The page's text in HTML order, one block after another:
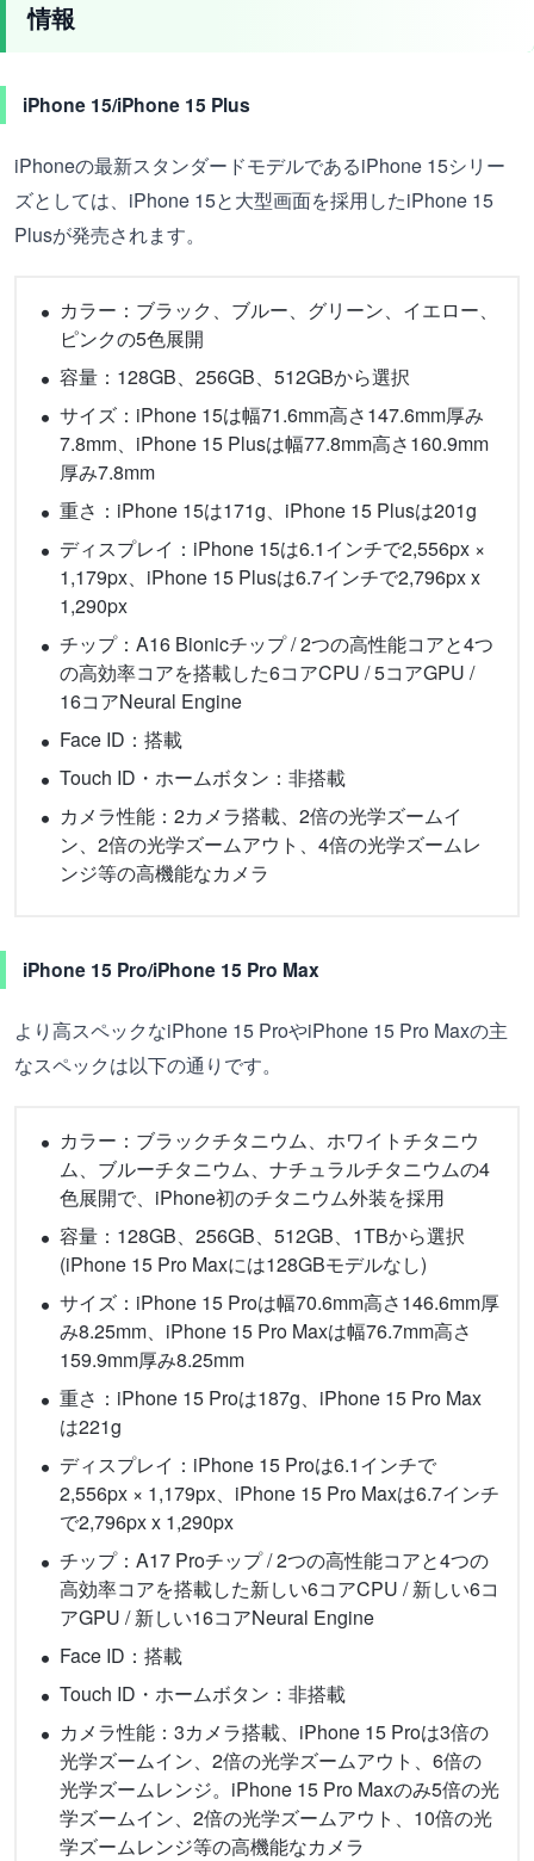
情報
iPhone 15/iPhone 15 Plus
iPhoneの最新スタンダードモデルであるiPhone 15シリー
ズとしては、iPhone 15と大型画面を採用したiPhone 15
Plusが発売されます。
カラー：ブラック、ブルー、グリーン、イエロー、
ピンクの5色展開
容量：128GB、256GB、512GBから選択
サイズ：iPhone 15は幅71.6mm高さ147.6mm厚み
7.8mm、iPhone 15 Plusは幅77.8mm高さ160.9mm
厚み7.8mm
重さ：iPhone 15は171g、iPhone 15 Plusは201g
ディスプレイ：iPhone 15は6.1インチで2,556px ×
1,179px、iPhone 15 Plusは6.7インチで2,796px x
1,290px
チップ：A16 Bionicチップ / 2つの高性能コアと4つ
の高効率コアを搭載した6コアCPU / 5コアGPU /
16コアNeural Engine
Face ID：搭載
Touch ID・ホームボタン：非搭載
カメラ性能：2カメラ搭載、2倍の光学ズームイ
ン、2倍の光学ズームアウト、4倍の光学ズームレ
ンジ等の高機能なカメラ
iPhone 15 Pro/iPhone 15 Pro Max
より高スペックなiPhone 15 ProやiPhone 15 Pro Maxの主
なスペックは以下の通りです。
カラー：ブラックチタニウム、ホワイトチタニウ
ム、ブルーチタニウム、ナチュラルチタニウムの4
色展開で、iPhone初のチタニウム外装を採用
容量：128GB、256GB、512GB、1TBから選択
(iPhone 15 Pro Maxには128GBモデルなし)
サイズ：iPhone 15 Proは幅70.6mm高さ146.6mm厚
み8.25mm、iPhone 15 Pro Maxは幅76.7mm高さ
159.9mm厚み8.25mm
重さ：iPhone 15 Proは187g、iPhone 15 Pro Max
は221g
ディスプレイ：iPhone 15 Proは6.1インチで
2,556px × 1,179px、iPhone 15 Pro Maxは6.7インチ
で2,796px x 1,290px
チップ：A17 Proチップ / 2つの高性能コアと4つの
高効率コアを搭載した新しい6コアCPU / 新しい6コ
アGPU / 新しい16コアNeural Engine
Face ID：搭載
Touch ID・ホームボタン：非搭載
カメラ性能：3カメラ搭載、iPhone 15 Proは3倍の
光学ズームイン、2倍の光学ズームアウト、6倍の
光学ズームレンジ。iPhone 15 Pro Maxのみ5倍の光
学ズームイン、2倍の光学ズームアウト、10倍の光
学ズームレンジ等の高機能なカメラ